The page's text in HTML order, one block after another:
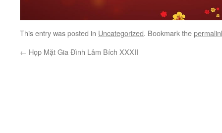
This entry was posted in Uncategorized. Bookmark the
← Họp Mặt Gia Đình Lâm Bích XXXII